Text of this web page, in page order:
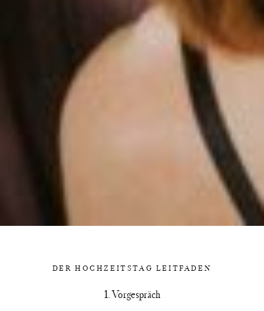
DER HOCHZEITSTAG LEITFADEN
1. Vorgespräch